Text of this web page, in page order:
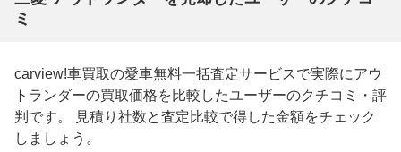
ミ
carview!車買取の愛車無料一括査定サービスで実際にアウ
トランダーの買取価格を比較したユーザーのクチコミ・評
判です。 見積り社数と査定比較で得した金額をチェック
しましょう。